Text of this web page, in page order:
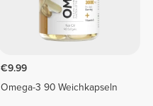
€9.99
Omega-3 90 Weichkapseln